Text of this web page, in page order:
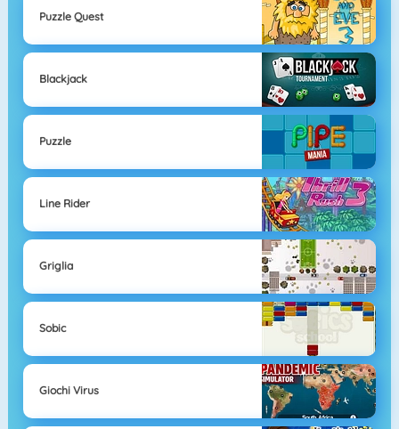
Puzzle Quest
Blackjack
Puzzle
Line Rider
Griglia
Sobic
Giochi Virus